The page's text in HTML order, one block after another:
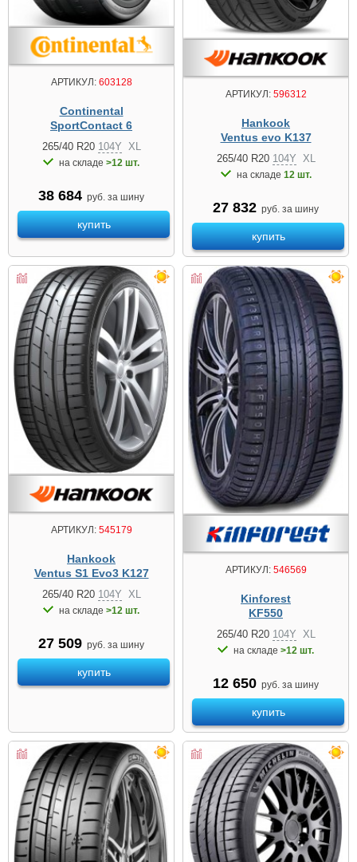
АРТИКУЛ:603128
Continental
SportContact 6
265/40 R20 104Y XL
на складе >12 шт.
38 684 руб. за шину
купить
АРТИКУЛ:596312
Hankook
Ventus evo K137
265/40 R20 104Y XL
на складе 12 шт.
27 832 руб. за шину
купить
АРТИКУЛ:545179
Hankook
Ventus S1 Evo3 K127
265/40 R20 104Y XL
на складе >12 шт.
27 509 руб. за шину
купить
АРТИКУЛ:546569
Kinforest
KF550
265/40 R20 104Y XL
на складе >12 шт.
12 650 руб. за шину
купить